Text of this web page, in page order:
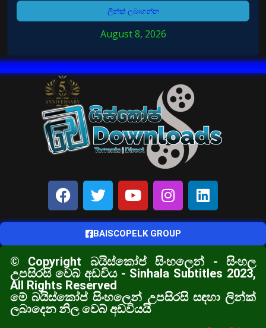
ලින්ක් ලබාගන්න
August 8, 2026
BAISCOPELK GROUP
© Copyright බයිස්කෝප් සිංහලෙන් - සිංහල
උපසිරසි වෙබ් අඩවිය - Sinhala Subtitles 2023,
All Rights Reserved
මේ බයිස්කෝප් සිංහලෙන් උපසිරසි සඳහා ලින්ක්
ලබාදෙන නිල වෙබ් අඩවියයි